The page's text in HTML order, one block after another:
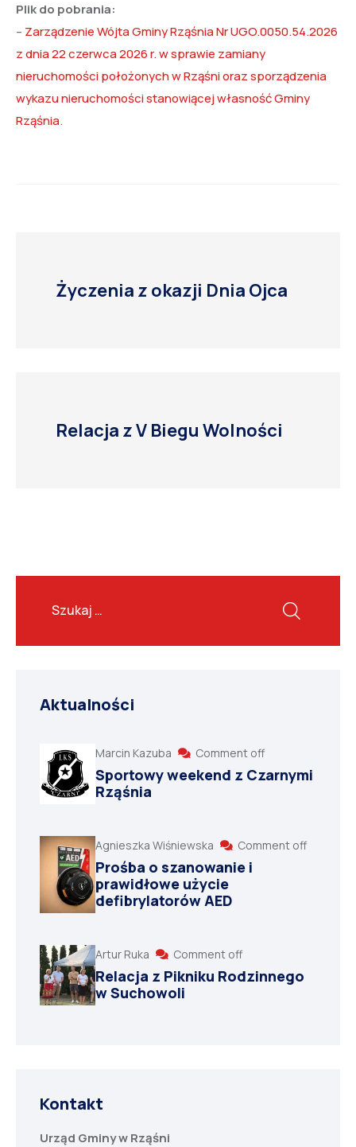
Plik do pobrania:
– Zarządzenie Wójta Gminy Rząśnia Nr UGO.0050.54.2026
z dnia 22 czerwca 2026 r. w sprawie zamiany
nieruchomości położonych w Rząśni oraz sporządzenia
wykazu nieruchomości stanowiącej własność Gminy
Rząśnia.
Życzenia z okazji Dnia Ojca
Relacja z V Biegu Wolności
Aktualności
Marcin Kazuba Comment off
Sportowy weekend z Czarnymi
Rząśnia
Agnieszka Wiśniewska Comment off
Prośba o szanowanie i
prawidłowe użycie
defibrylatorów AED
Artur Ruka Comment off
Relacja z Pikniku Rodzinnego
w Suchowoli
Kontakt
Urząd Gminy w Rząśni